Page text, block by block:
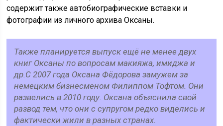
содержит также автобиографические вставки и
фотографии из личного архива Оксаны.
Также планируется выпуск ещё не менее двух
книг Оксаны по вопросам макияжа, имиджа и
др.С 2007 года Оксана Фёдорова замужем за
немецким бизнесменом Филиппом Тофтом. Они
развелись в 2010 году. Оксана объяснила свой
развод тем, что они с супругом редко виделись и
фактически жили в разных странах.